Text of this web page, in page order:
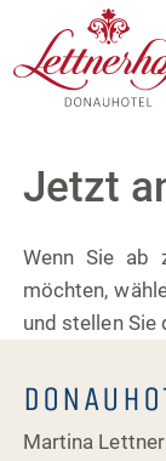
Jetzt
Wenn Sie ab
möchten,
und stellen Sie
Martina Lettner